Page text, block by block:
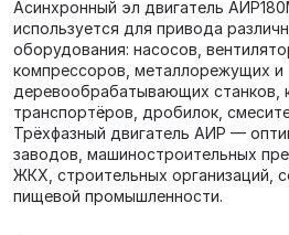
Асинхронный эл двигатель
используется для привода
оборудования: насосов,
компрессоров, металлорежущих и
деревообрабатывающих станков,
транспортёров, дробилок,
Трёхфазный двигатель АИР —
заводов, машиностроительных
ЖКХ, строительных организаций,
пищевой промышленности.